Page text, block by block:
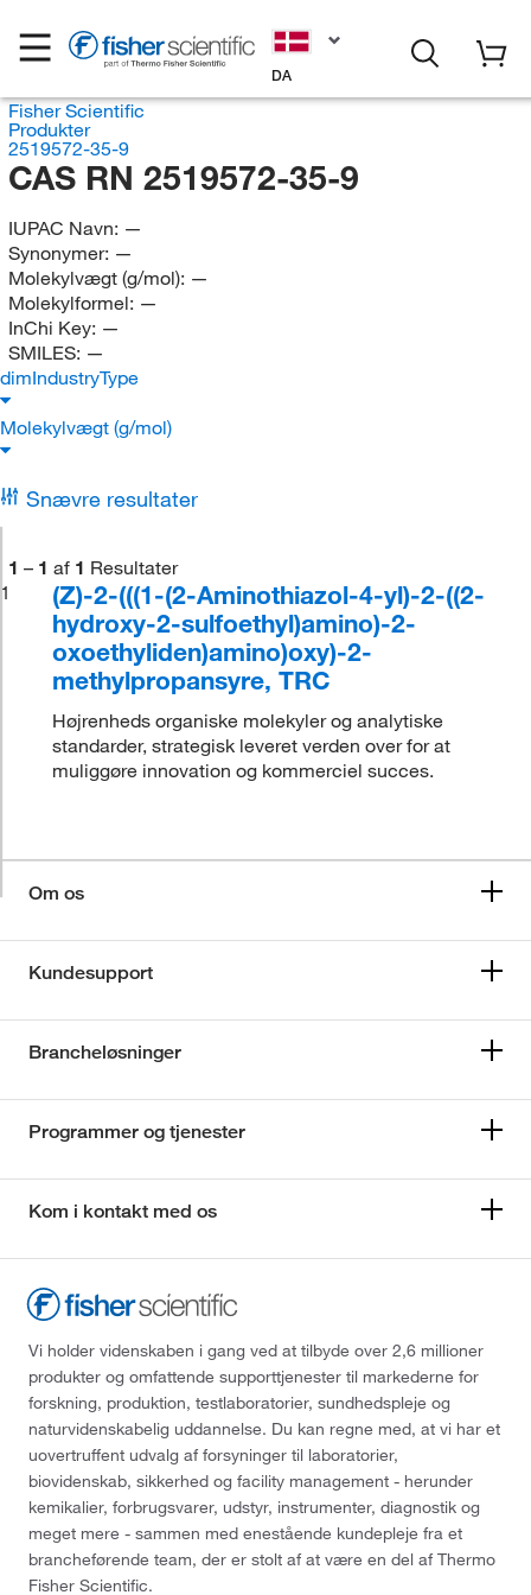
DA
Fisher Scientific
Produkter
2519572-35-9
CAS RN 2519572-35-9
IUPAC Navn: —
Synonymer: —
Molekylvægt (g/mol): —
Molekylformel: —
InChi Key: —
SMILES: —
dimIndustryType
Molekylvægt (g/mol)
Snævre resultater
1 – 1 af 1 Resultater
1
(Z)-2-(((1-(2-Aminothiazol-4-yl)-2-((2-
hydroxy-2-sulfoethyl)amino)-2-
oxoethyliden)amino)oxy)-2-
methylpropansyre, TRC
Højrenheds organiske molekyler og analytiske
standarder, strategisk leveret verden over for at
muliggøre innovation og kommerciel succes.
Om os
Kundesupport
Brancheløsninger
Programmer og tjenester
Kom i kontakt med os
Vi holder videnskaben i gang ved at tilbyde over 2,6 millioner
produkter og omfattende supporttjenester til markederne for
forskning, produktion, testlaboratorier, sundhedspleje og
naturvidenskabelig uddannelse. Du kan regne med, at vi har et
uovertruffent udvalg af forsyninger til laboratorier,
biovidenskab, sikkerhed og facility management - herunder
kemikalier, forbrugsvarer, udstyr, instrumenter, diagnostik og
meget mere - sammen med enestående kundepleje fra et
brancheførende team, der er stolt af at være en del af Thermo
Fisher Scientific.